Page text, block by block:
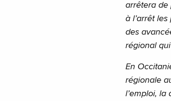
arrêtera de
à l’arrêt
des
régional
En
régionale
l’emploi,